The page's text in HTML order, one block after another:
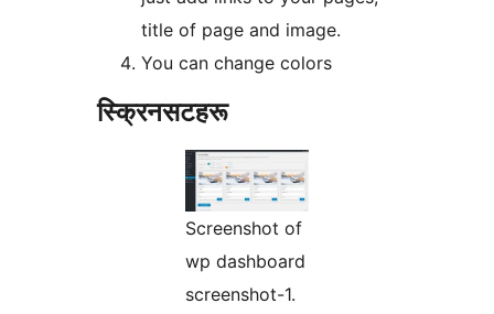
title of page and image.
You can change colors
स्क्रिनसटहरू
Screenshot of
wp dashboard
screenshot-1.